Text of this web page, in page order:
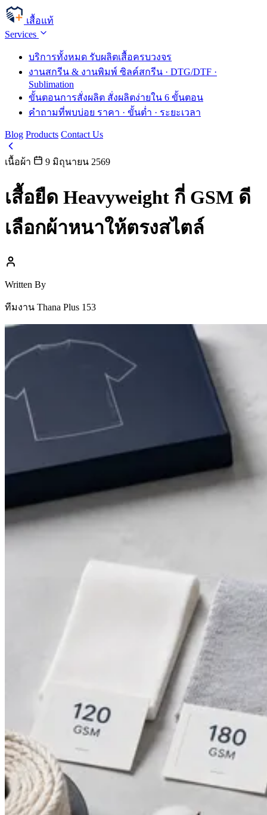
เสื้อแท้
Services
บริการทั้งหมด รับผลิตเสื้อครบวงจร
งานสกรีน & งานพิมพ์ ซิลค์สกรีน · DTG/DTF ·
Sublimation
ขั้นตอนการสั่งผลิต สั่งผลิตง่ายใน 6 ขั้นตอน
คำถามที่พบบ่อย ราคา · ขั้นต่ำ · ระยะเวลา
Blog Products Contact Us
เนื้อผ้า 9 มิถุนายน 2569
เสื้อยืด Heavyweight กี่ GSM ดี
เลือกผ้าหนาให้ตรงสไตล์
Written By
ทีมงาน Thana Plus 153